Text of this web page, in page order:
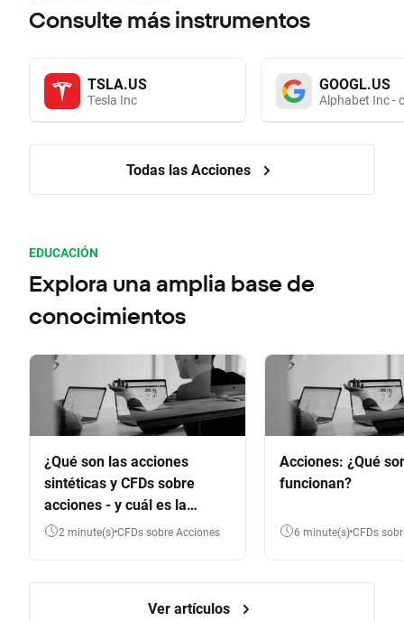
Consulte más instrumentos
TSLA.US
Tesla Inc
GOOGL.US
Alphabet Inc -
Todas las Acciones
EDUCACIÓN
Explora una amplia base de
conocimientos
¿Qué son las acciones
sintéticas y CFDs sobre
acciones - y cuál es la
diferencia?
2 minute(s) CFDs sobre Acciones
Acciones: ¿Qué
funcionan?
6 minute(s) CFDs
Ver artículos